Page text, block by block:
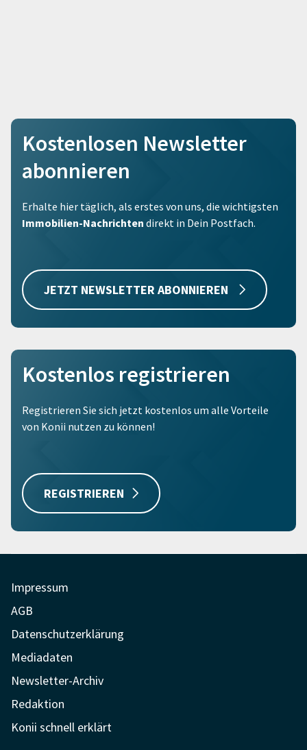
Kostenlosen Newsletter
abonnieren
Erhalte hier täglich, als erstes von uns, die wichtigsten
Immobilien-Nachrichten direkt in Dein Postfach.
JETZT NEWSLETTER ABONNIEREN
Kostenlos registrieren
Registrieren Sie sich jetzt kostenlos um alle Vorteile
von Konii nutzen zu können!
REGISTRIEREN
Impressum
AGB
Datenschutzerklärung
Mediadaten
Newsletter-Archiv
Redaktion
Konii schnell erklärt